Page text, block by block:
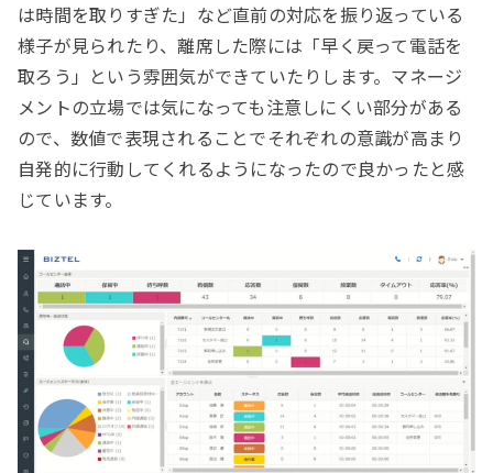
は時間を取りすぎた」など直前の対応を振り返っている
様子が見られたり、離席した際には「早く戻って電話を
取ろう」という雰囲気ができていたりします。マネージ
メントの立場では気になっても注意しにくい部分がある
ので、数値で表現されることでそれぞれの意識が高まり
自発的に行動してくれるようになったので良かったと感
じています。